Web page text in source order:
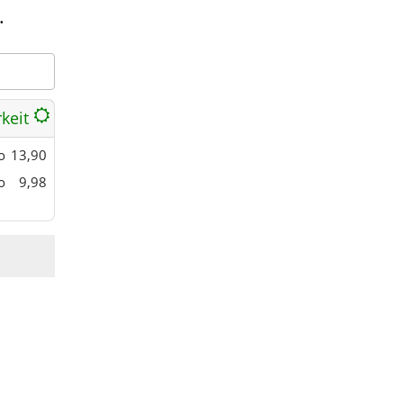
13,90
9,98